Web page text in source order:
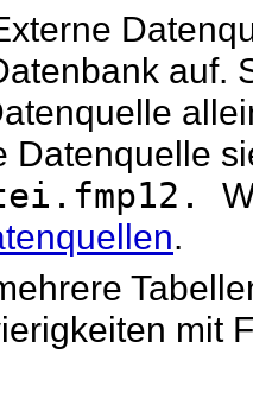
auf.
Datenquelle
.
mit